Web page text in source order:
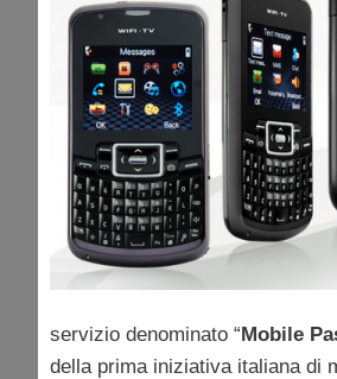
servizio denominato “Mobile
della prima iniziativa italiana di